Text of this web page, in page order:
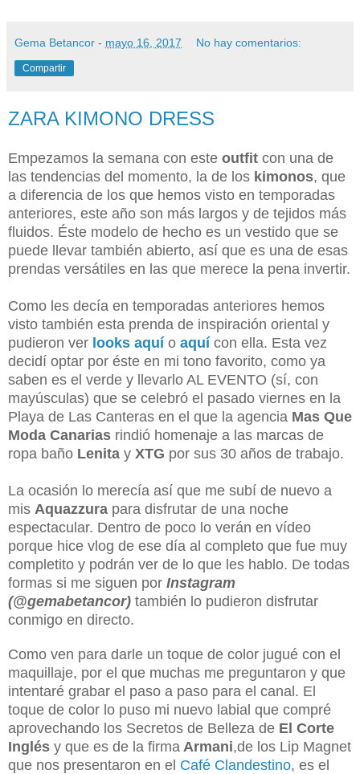
Gema Betancor - mayo 16, 2017 No hay comentarios:
Compartir
ZARA KIMONO DRESS
Empezamos la semana con este outfit con una de
las tendencias del momento, la de los kimonos, que
a diferencia de los que hemos visto en temporadas
anteriores, este año son más largos y de tejidos más
fluidos. Éste modelo de hecho es un vestido que se
puede llevar también abierto, así que es una de esas
prendas versátiles en las que merece la pena invertir.
Como les decía en temporadas anteriores hemos
visto también esta prenda de inspiración oriental y
pudieron ver looks aquío aquí con ella. Esta vez
decidí optar por éste en mi tono favorito, como ya
saben es el verde y llevarlo AL EVENTO (sí, con
mayúsculas) que se celebró el pasado viernes en la
Playa de Las Canteras en el que la agencia Mas Que
Moda Canarias rindió homenaje a las marcas de
ropa baño Lenita y XTG por sus 30 años de trabajo.
La ocasión lo merecía así que me subí de nuevo a
mis Aquazzura para disfrutar de una noche
espectacular. Dentro de poco lo verán en vídeo
porque hice vlog de ese día al completo que fue muy
completito y podrán ver de lo que les hablo. De todas
formas si me siguen por Instagram
(@gemabetancor) también lo pudieron disfrutar
conmigo en directo.
Como ven para darle un toque de color jugué con el
maquillaje, por el que muchas me preguntaron y que
intentaré grabar el paso a paso para el canal. El
toque de color lo puso mi nuevo labial que compré
aprovechando los Secretos de Belleza de El Corte
Inglés y que es de la firma Armani,de los Lip Magnet
que nos presentaron en el Café Clandestino, es el